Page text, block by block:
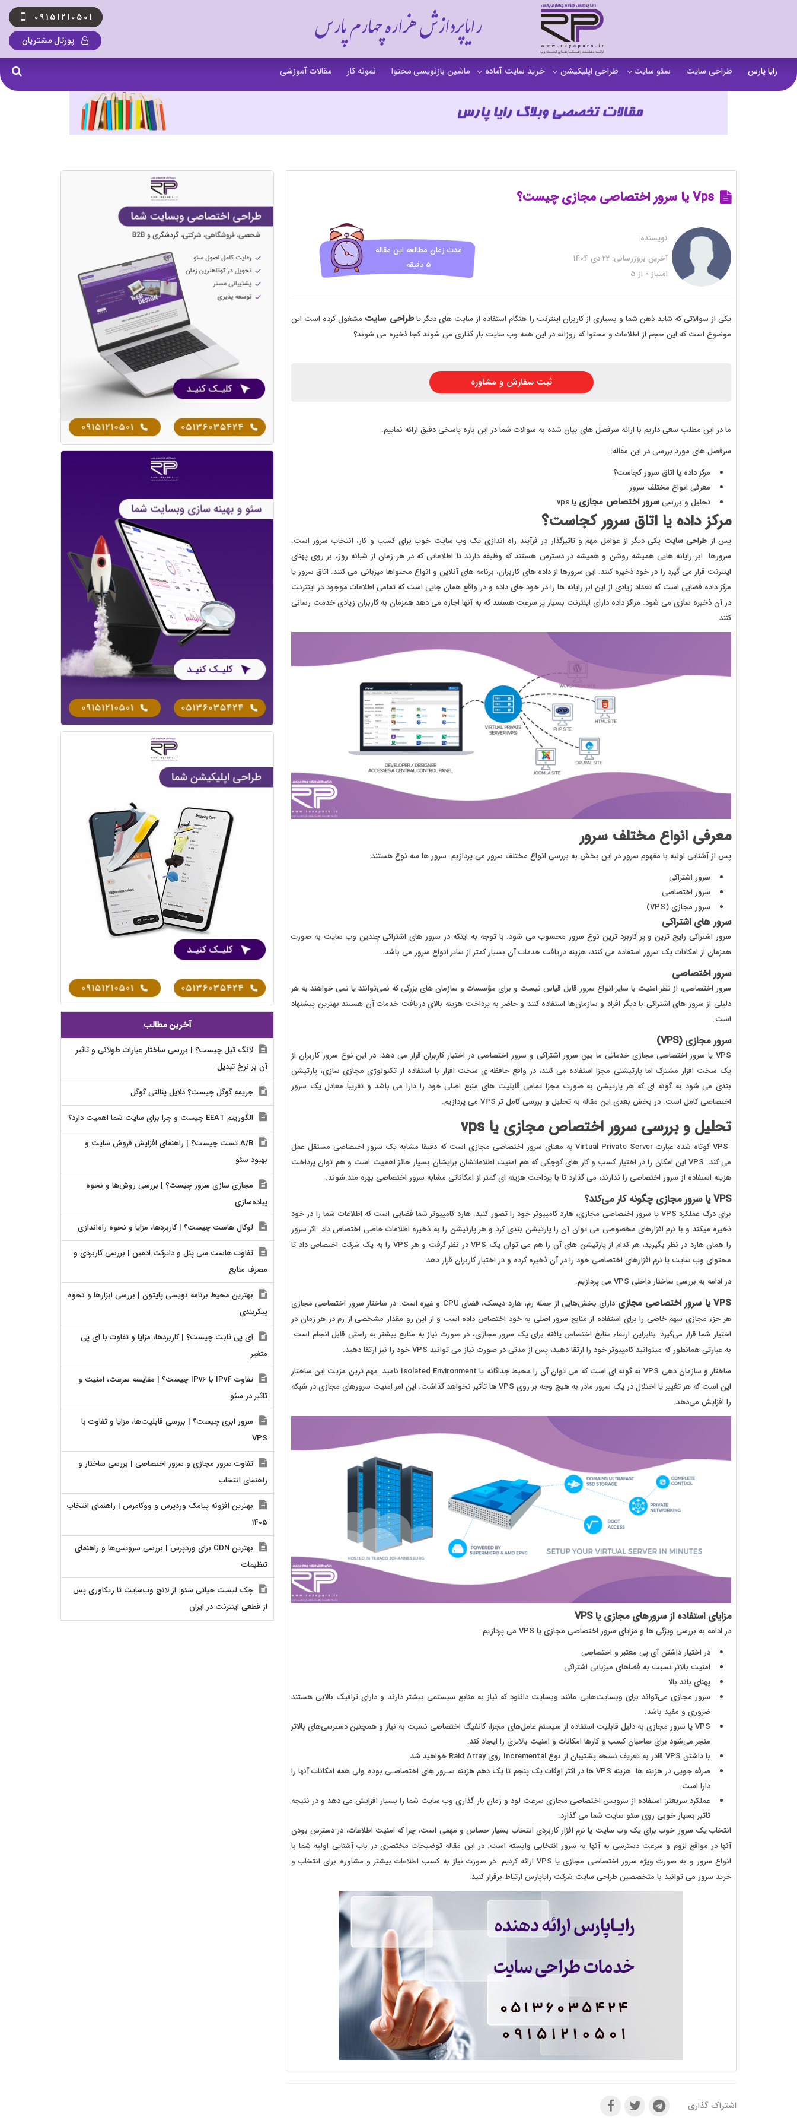
رایاپردازش هزاره چهارم پارس
09151210501
پورتال مشتریان
رایا پارس طراحی سایت سئو سایت
آنالیز سایت
سئو خارجی و ساخت بک لینک
طراحی اپلیکیشن
اپلیکیشن فروشگاهی
خرید سایت آماده
خرید سایت گردشگری
خرید سایت شرکتی
خرید سایت b2b بی تو بی
خرید سایت فروش فایل
خرید سایت با امکانات دیوار
خرید سایت نوبت دهی پزشکان
خرید سایت همایش
ماشین بازنویسی محتوا نمونه کار مقالات آموزشی
Vps یا سرور اختصاصی مجازی چیست؟
نویسنده:
آخرین بروزرسانی:
امتیاز 0 از 5
مدت زمان مطالعه این مقاله
5 دقیقه
یکی از سوالاتی که شاید ذهن شما و بسیاری از کاربران اینترنت را هنگام استفاده از سایت های دیگر یاطراحی سایت مشغول کرده است این
موضوع است که این حجم از اطلاعات و محتوا که روزانه در این همه وب سایت بار گذاری می شوند کجا ذخیره می شوند؟
ثبت سفارش و مشاوره
ما در این مطلب سعی داریم با ارائه سرفصل های بیان شده به سوالات شما در این باره پاسخی دقیق ارائه نماییم.
سرفصل های مورد بررسی در این مقاله:
مرکز داده یا اتاق سرور کجاست؟
معرفی انواع مختلف سرور
تحلیل و بررسیسرور اختصاص مجازی یا vps
مرکز داده یا اتاق سرور کجاست؟
پس از طراحی سایت یکی دیگر از عوامل مهم و تاثیرگذار در فرآیند راه اندازی یک وب سایت خوب برای کسب و کار، انتخاب سرور است.
سرورها ابر رایانه هایی همیشه روشن و همیشه در دسترس هستند که وظیفه دارند تا اطلاعاتی که در هر زمان از شبانه روز، بر روی پهنای
اینترنت قرار می گیرد را در خود ذخیره کنند. این سرورها از داده های کاربران، برنامه های آنلاین و انواع محتواها میزبانی می کنند. اتاق سرور یا
مرکز داده فضایی است که تعداد زیادی از این ابر رایانه ها را در خود جای داده و در واقع همان جایی است که تمامی اطلاعات موجود در اینترنت
در آن ذخیره سازی می شود. مراکز داده دارای اینترنت بسیار پر سرعت هستند که به آنها اجازه می دهد همزمان به کاربران زیادی خدمت رسانی
کنند.
معرفی انواع مختلف سرور
پس از آشنایی اولیه با مفهوم سرور در این بخش به بررسی انواع مختلف سرور می پردازیم. سرور ها سه نوع هستند:
سرور اشتراکی
سرور اختصاصی
سرور مجازی (VPS)
سرور های اشتراکی
سرور اشتراکی رایج ترین و پر کاربرد ترین نوع سرور محسوب می شود. با توجه به اینکه در سرور های اشتراکی چندین وب سایت به صورت
همزمان از امکانات یک سرور استفاده می کنند، هزینه دریافت خدمات آن بسیار کمتر از سایر انواع سرور می باشد.
سرور اختصاصی
سرور اختصاصی، از نظر امنیت با سایر انواع سرور قابل قیاس نیست و برای مؤسسات و سازمان‌ های بزرگی که نمی‌توانند یا نمی‌ خواهند به هر
دلیلی از سرور های اشتراکی با دیگر افراد و سازمان‌ها استفاده کنند و حاضر به پرداخت هزینه بالای دریافت خدمات آن هستند بهترین پیشنهاد
است.
سرور مجازی (VPS)
VPS یا سرور اختصاصی مجازی خدماتی ما بین سرور اشتراکی و سرور اختصاصی در اختیار کاربران قرار می دهد. در این نوع سرور کاربران از
یک سخت افزار مشترک اما پارتیشنی مجزا استفاده می کنند، در واقع حافظه ی سخت افزار با استفاده از تکنولوژی مجازی سازی، پارتیشن
بندی می شود به گونه ای که هر پارتیشن به صورت مجزا تمامی قابلیت های منبع اصلی خود را دارا می باشد و تقریباً معادل یک سرور
اختصاصی کامل است. در بخش بعدی این مقاله به تحلیل و بررسی کامل تر VPS می پردازیم.
تحلیل و بررسی سرور اختصاص مجازی یا vps
VPS کوتاه شده عبارت Virtual Private Server به معنای سرور اختصاصی مجازی است که دقیقا مشابه یک سرور اختصاصی مستقل عمل
می کند. VPS این امکان را در اختیار کسب و کار های کوچکی که هم امنیت اطلاعاتشان برایشان بسیار حائز اهمیت است و هم توان پرداخت
هزینه استفاده از سرور اختصاصی را ندارند، می گذارد تا با پرداخت هزینه ای کمتر از امکاناتی مشابه سرور اختصاصی بهره مند شوند.
VPS یا سرور مجازی چگونه کار می‌کند؟
برای درک عملکرد VPS یا سرور اختصاصی مجازی، هارد کامپیوتر خود را تصور کنید. هارد کامپیوتر شما فضایی است که اطلاعات شما را در خود
ذخیره میکند و با نرم افزارهای مخصوصی می توان آن را پارتیشن بندی کرد و هر پارتیشن را به ذخیره اطلاعات خاصی اختصاص داد. اگر سرور
را همان هارد در نظر بگیرید، هر کدام از پارتیشن های آن را هم می توان یک VPS در نظر گرفت و هر VPS را به یک شرکت اختصاص داد تا
محتوای وب سایت یا نرم افزارهای اختصاصی خود را در آن ذخیره کرده و در اختیار کاربران قرار دهد.
در ادامه به بررسی ساختار داخلی VPS می پردازیم.
VPS یا سرور اختصاصی مجازی
دارای بخش‌هایی از جمله رم، هارد دیسک، فضای CPU و غیره است. در ساختار سرور اختصاصی مجازی
هر جزء مجازی سهم خاصی را برای استفاده از منابع سرور اصلی به خود اختصاص داده است و از این رو مقدار مشخصی از رم در هر زمان در
اختیار شما قرار می‌گیرد. بنابراین ارتقاء منابع اختصاص یافته برای یک سرور مجازی، در صورت نیاز به منابع بیشتر به راحتی قابل انجام است.
به عبارتی همانطور که میتوانید کامپیوتر خود را ارتقا دهید، پس از مدتی در صورت نیاز می توانید VPS خود را نیز ارتقا دهید.
ساختار و سازمان دهی VPS به گونه ای است که می توان آن را محیط جداگانه یا Isolated Environment نامید. مهم ترین مزیت این ساختار
این است که هر تغییر یا اختلال در یک سرور مادر به هیچ وجه بر روی VPS ها تأثیر نخواهد گذاشت. این امر امنیت سرورهای مجازی در شبکه
را افزایش می‌دهد.
مزایای استفاده از سرورهای مجازی یا VPS
در ادامه به بررسی ویژگی ها و مزایای سرور اختصاصی مجازی یا VPS می پردازیم:
در اختیار داشتن آی پی معتبر و اختصاصی
امنیت بالاتر نسبت به فضاهای میزبانی اشتراکی
پهنای باند بالا
سرور مجازی می‌تواند برای وبسایت‌هایی مانند وبسایت دانلود که نیاز به منابع سیستمی بیشتر دارند و دارای ترافیک بالایی هستند
ضروری و مفید باشد.
VPS یا سرور مجازی به دلیل قابلیت استفاده از سیستم عامل‌های مجزا، کانفیگ اختصاصی نسبت به نیاز و همچنین دسترسی‌های بالاتر
منجر می‌شود برای صاحبان کسب و کارها امکانات و امنیت بالاتری را ایجاد کند.
با داشتن VPS قادر به تعریف نسخه پشتیبان از نوع Incremental روی Raid Array خواهید شد.
صرفه جویی در هزینه ها: هزینه VPS ها در اکثر اوقات یک پنجم تا یک دهم هزینه سـرور های اختصاصـی بوده ولی همه امکانات آنها را
دارا است.
عملکرد سریعتر: استفاده از سرویس اختصاصی مجازی سرعت لود و زمان بار گذاری وب سایت شما را بسیار افزایش می دهد و در نتیجه
تاثیر بسیار خوبی روی سئو سایت شما می گذارد.
انتخاب یک سرور خوب برای یک وب سایت یا نرم افزار کاربردی انتخاب بسیار حساس و مهمی است، چرا که امنیت اطلاعات، در دسترس بودن
آنها در مواقع لزوم و سرعت دسترسی به آنها به سرور انتخابی وابسته است. در این مقاله توضیحات مختصری در باب آشنایی اولیه شما با
انواع سرور و به صورت ویژه سرور اختصاصی مجازی یا VPS ارائه کردیم. در صورت نیاز به کسب اطلاعات بیشتر و مشاوره برای انتخاب و
خرید سرور می توانید با متخصصین طراحی سایت شرکت رایاپارس ارتباط برقرار کنید.
اشتراک گذاری
آخرین مطالب
لانگ تیل چیست؟ | بررسی ساختار عبارات طولانی و تاثیر
آن بر نرخ تبدیل
جریمه گوگل چیست؟ دلایل پنالتی گوگل
الگوریتم EEAT چیست و چرا برای سایت شما اهمیت دارد؟
A/B تست چیست؟ | راهنمای افزایش فروش سایت و
بهبود سئو
مجازی سازی سرور چیست؟ | بررسی روش‌ها و نحوه
پیاده‌سازی
لوکال هاست چیست؟ | کاربردها، مزایا و نحوه راه‌اندازی
تفاوت هاست سی پنل و دایرکت ادمین | بررسی کاربردی و
مصرف منابع
بهترین محیط برنامه نویسی پایتون | بررسی ابزارها و نحوه
پیکربندی
آی پی ثابت چیست؟ | کاربردها، مزایا و تفاوت با آی پی
متغیر
تفاوت IPv4 با IPv6 چیست؟ | مقایسه سرعت، امنیت و
تاثیر در سئو
سرور ابری چیست؟ | بررسی قابلیت‌ها، مزایا و تفاوت با
VPS
تفاوت سرور مجازی و سرور اختصاصی | بررسی ساختار و
راهنمای انتخاب
بهترین افزونه پیامک وردپرس و ووکامرس | راهنمای انتخاب
1405
بهترین CDN برای وردپرس | بررسی سرویس‌ها و راهنمای
تنظیمات
چک لیست حیاتی سئو: از لانچ وب‌سایت تا ریکاوری پس
از قطعی اینترنت در ایران